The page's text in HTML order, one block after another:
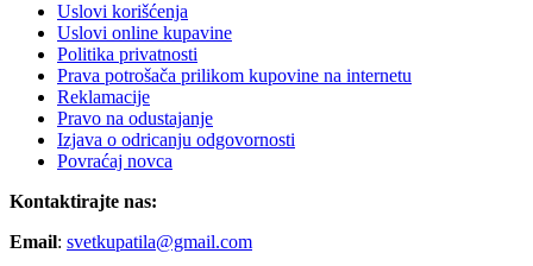
Uslovi korišćenja
Uslovi online kupavine
Politika privatnosti
Prava potrošača prilikom kupovine na internetu
Reklamacije
Pravo na odustajanje
Izjava o odricanju odgovornosti
Povraćaj novca
Kontaktirajte nas:
Email: svetkupatila@gmail.com